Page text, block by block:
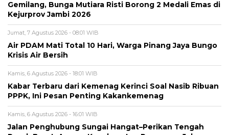
Gemilang, Bunga Mutiara Risti Borong 2 Medali Emas di
Kejurprov Jambi 2026
Jumat, 7 Agustus 2026 - 08:01 WIB
Air PDAM Mati Total 10 Hari, Warga Pinang Jaya Bungo
Krisis Air Bersih
Kamis, 6 Agustus 2026 - 18:01 WIB
Kabar Terbaru dari Kemenag Kerinci Soal Nasib Ribuan
PPPK, Ini Pesan Penting Kakankemenag
Kamis, 6 Agustus 2026 - 16:01 WIB
Jalan Penghubung Sungai Hangat–Perikan Tengah